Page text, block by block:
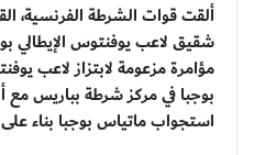
ألقت قوات الشرطة الفرنسية،
شقيق لاعب يوفنتوس الإيطالي
مؤامرة مزعومة لابتزاز لاعب
بوجبا في مركز شرطة بباريس
استجواب ماتياس بوجبا بناء